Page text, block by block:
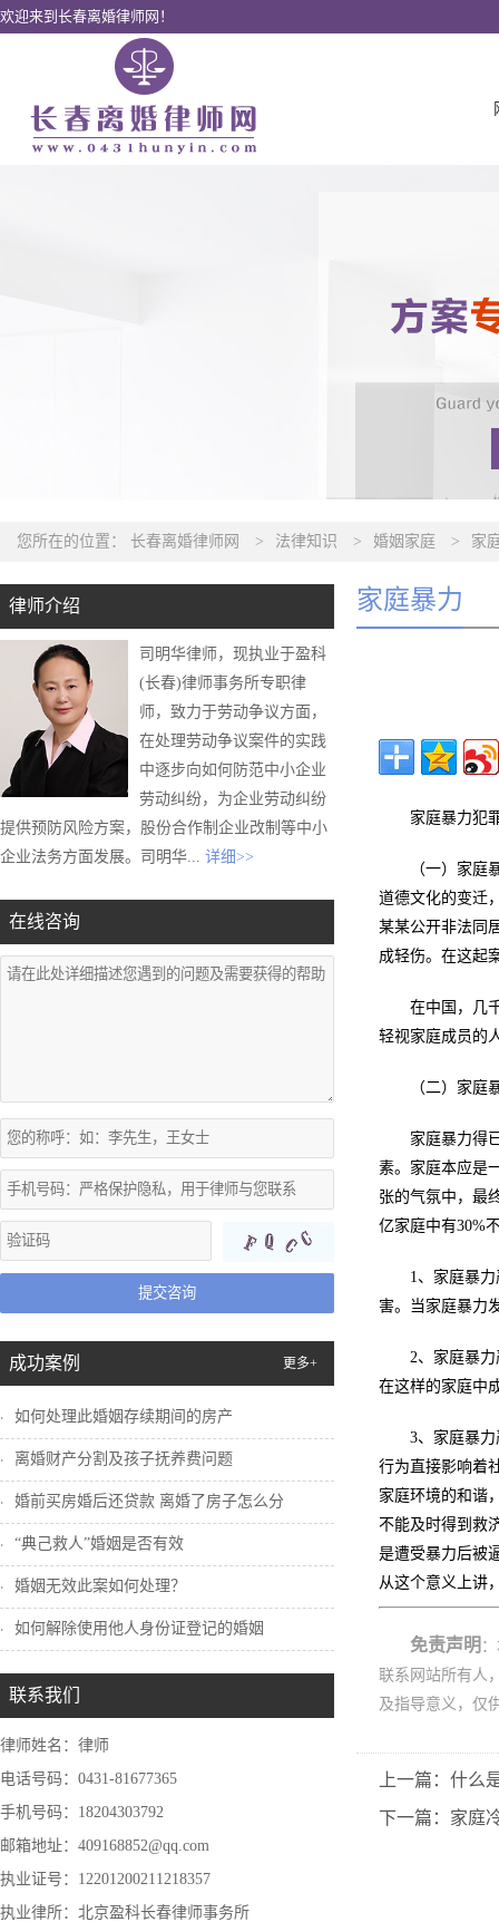
欢迎来到长春离婚律师网！
您所在的位置： 长春离婚律师网 > 法律知识 > 婚姻家庭 > 家
律师介绍
司明华律师，现执业于盈科
(长春)律师事务所专职律
师，致力于劳动争议方面，
在处理劳动争议案件的实践
中逐步向如何防范中小企业
劳动纠纷，为企业劳动纠纷
提供预防风险方案，股份合作制企业改制等中小
企业法务方面发展。司明华... 详细>>
在线咨询
提交咨询
成功案例 更多+
如何处理此婚姻存续期间的房产
离婚财产分割及孩子抚养费问题
婚前买房婚后还贷款 离婚了房子怎么分
“典己救人”婚姻是否有效
婚姻无效此案如何处理？
如何解除使用他人身份证登记的婚姻
联系我们
律师姓名：律师
电话号码：0431-81677365
手机号码：18204303792
邮箱地址：409168852@qq.com
执业证号：12201200211218357
执业律所：北京盈科长春律师事务所
家庭暴力
家庭暴力犯
（一）家
道德文化的变迁
某某公开非法同
成轻伤。在这起
在中国，几
轻视家庭成员的
（二）家庭
家庭暴力得
素。家庭本应是
张的气氛中，最
亿家庭中有30%
1、家庭暴
害。当家庭暴力
2、家庭暴
在这样的家庭中
3、家庭暴
行为直接影响着
家庭环境的和谐
不能及时得到救
是遭受暴力后被
从这个意义上讲
免责声明
联系网站所有人
及指导意义，仅
上一篇：什么
下一篇：家庭